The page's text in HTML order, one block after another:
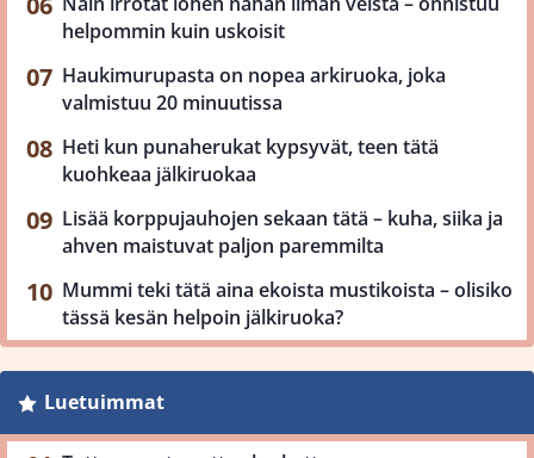
helpommin kuin uskoisit
Haukimurupasta on nopea arkiruoka, joka
valmistuu 20 minuutissa
Heti kun punaherukat kypsyvät, teen tätä
kuohkeaa jälkiruokaa
Lisää korppujauhojen sekaan tätä – kuha, siika ja
ahven maistuvat paljon paremmilta
Mummi teki tätä aina ekoista mustikoista – olisiko
tässä kesän helpoin jälkiruoka?
Luetuimmat